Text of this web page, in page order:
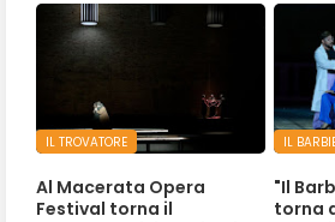
IL TROVATORE
Al Macerata Opera
Festival torna il
IL
"Il
torna